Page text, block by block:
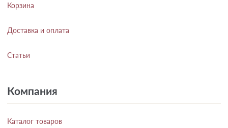
Корзина
Доставка и оплата
Статьи
Компания
Каталог товаров